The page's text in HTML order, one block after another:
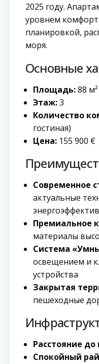
2025 году.
уровнем
планировкой,
моря.
Основные
Площадь:88 м²
Этаж:3
Количество
гостиная)
Цена: 155 900 €
Современное
актуальные
Премиальное
материалы
Система
освещением и
устройства
Закрытая
пешеходные
Расстояние
Спокойный